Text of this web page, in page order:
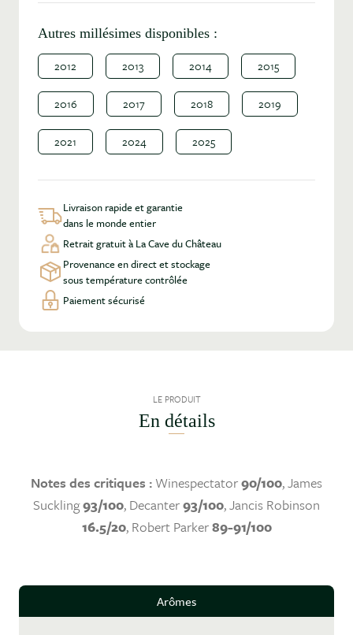
Autres millésimes disponibles :
2012 2013 2014 2015
2016 2017 2018 2019
2021 2024 2025
Livraison rapide et garantie
dans le monde entier
Retrait gratuit à La Cave du Château
Provenance en direct et stockage
sous température contrôlée
Paiement sécurisé
LE PRODUIT
En détails
Notes des critiques : Winespectator90/100, James
Suckling93/100, Decanter93/100, Jancis Robinson
16.5/20, Robert Parker89-91/100
Arômes